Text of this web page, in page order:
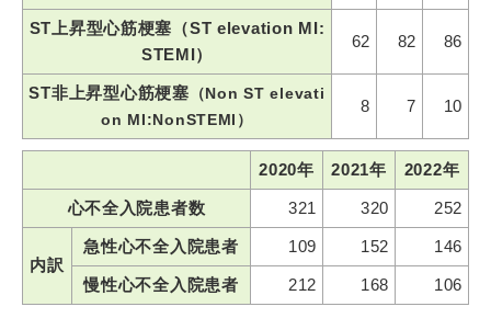
ST上昇型心筋梗塞（ST elevation MI:
STEMI）
62 82 86
ST非上昇型心筋梗塞 （Non ST elevati
on MI:NonSTEMI）
8 7 10
2020年 2021年 2022年
心不全入院患者数 321 320 252
内訳
急性心不全入院患者 109 152 146
慢性心不全入院患者 212 168 106